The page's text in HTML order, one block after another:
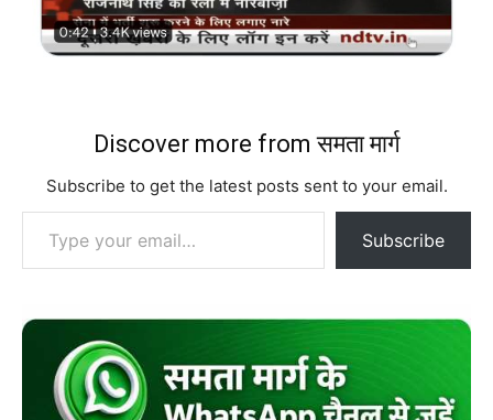
Discover more from समता मार्ग
Subscribe to get the latest posts sent to your email.
Type your email…
Subscribe